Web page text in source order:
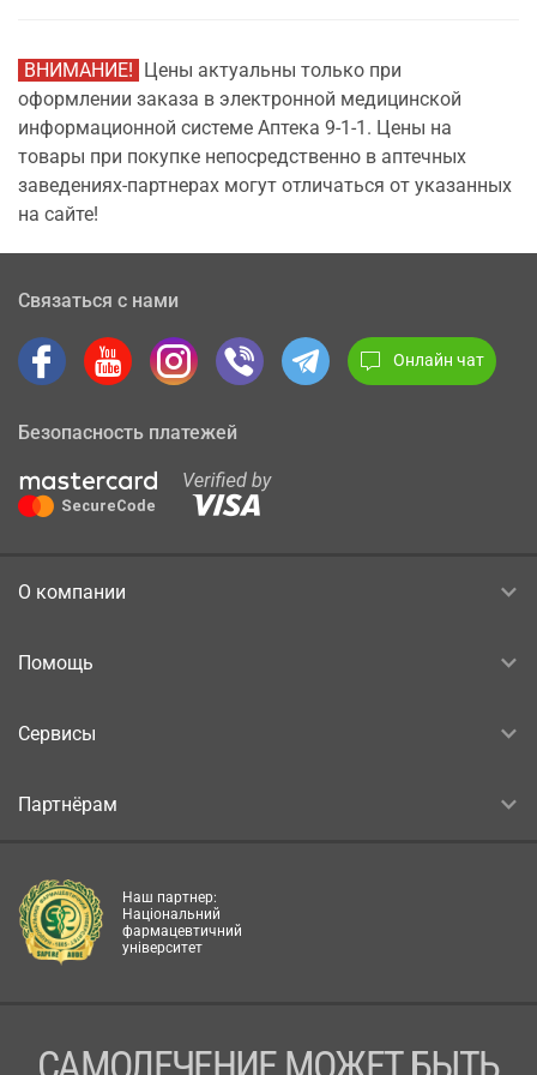
ВНИМАНИЕ! Цены актуальны только при
оформлении заказа в электронной медицинской
информационной системе Аптека 9-1-1. Цены на
товары при покупке непосредственно в аптечных
заведениях-партнерах могут отличаться от указанных
на сайте!
Связаться с нами
Онлайн чат
Безопасность платежей
О компании
Помощь
Сервисы
Партнёрам
Наш партнер:
Національний
фармацевтичний
університет
САМОЛЕЧЕНИЕ МОЖЕТ БЫТЬ